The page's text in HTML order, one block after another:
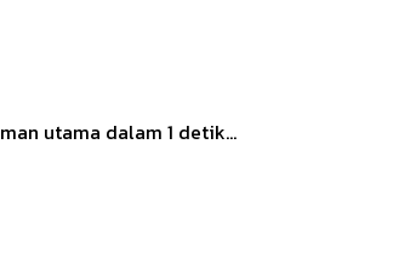
utama dalam 1 detik...